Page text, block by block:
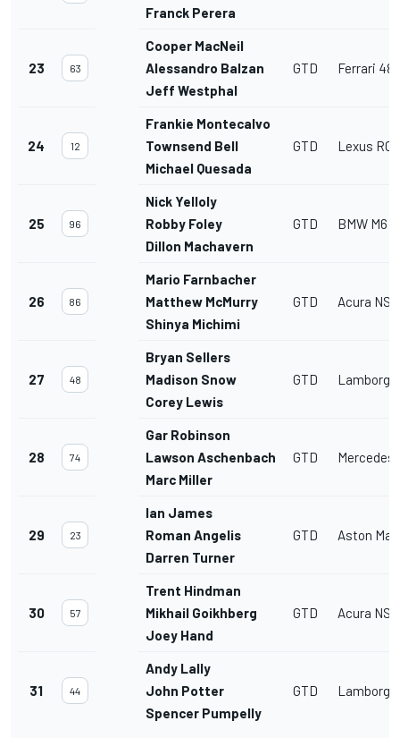
Franck Perera
23 63
Cooper MacNeil
Alessandro Balzan
Jeff Westphal
GTD Ferrari
24 12
Frankie Montecalvo
Townsend Bell
Michael Quesada
GTD Lexus RC
25 96
Nick Yelloly
Robby Foley
Dillon Machavern
GTD BMW M6
26 86
Mario Farnbacher
Matthew McMurry
Shinya Michimi
GTD Acura
27 48
Bryan Sellers
Madison Snow
Corey Lewis
GTD
28 74
Gar Robinson
Lawson Aschenbach
Marc Miller
GTD
29 23
Ian James
Roman Angelis
Darren Turner
GTD Aston
30 57
Trent Hindman
Mikhail Goikhberg
Joey Hand
GTD Acura
31 44
Andy Lally
John Potter
Spencer Pumpelly
GTD